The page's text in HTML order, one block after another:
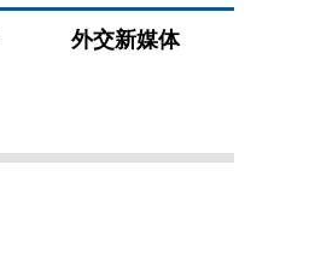
外交新媒体